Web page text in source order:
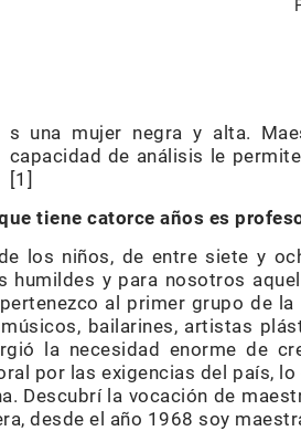
s una mujer negra y alta.
capacidad de análisis le
[1]
tiene catorce años es
los niños, de entre siete y
humildes y para nosotros
al primer grupo de
bailarines, artistas
la necesidad enorme de
por las exigencias del país,
Descubrí la vocación de
desde el año 1968 soy